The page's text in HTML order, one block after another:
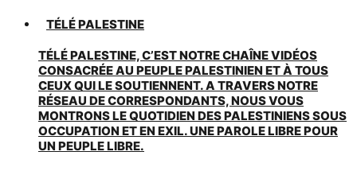
TÉLÉ PALESTINE
TÉLÉ PALESTINE, C’EST NOTRE CHAÎNE VIDÉOS
CONSACRÉE AU PEUPLE PALESTINIEN ET À TOUS
CEUX QUI LE SOUTIENNENT. A TRAVERS NOTRE
RÉSEAU DE CORRESPONDANTS, NOUS VOUS
MONTRONS LE QUOTIDIEN DES PALESTINIENS SOUS
OCCUPATION ET EN EXIL. UNE PAROLE LIBRE POUR
UN PEUPLE LIBRE.